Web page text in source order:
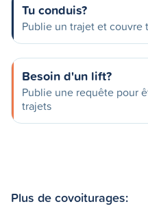
Tu conduis?
Publie un trajet et couvre
Besoin d'un lift?
Publie une requête pour
trajets
Plus de covoiturages: